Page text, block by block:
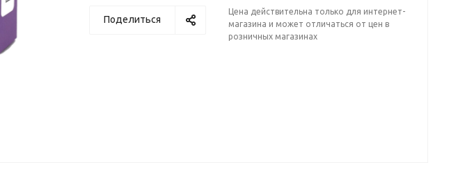
Поделиться
Цена действительна только для интернет-
магазина и может отличаться от цен в
розничных магазинах